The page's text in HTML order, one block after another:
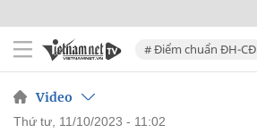
# Điểm chuẩn ĐH-CĐ
Video
thứ tư, 11/10/2023 - 11:02